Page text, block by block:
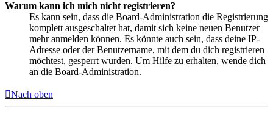
Warum kann ich mich nicht registrieren?
Es kann sein, dass die Board-Administration die Registrierung
komplett ausgeschaltet hat, damit sich keine neuen Benutzer
mehr anmelden können. Es könnte auch sein, dass deine IP-
Adresse oder der Benutzername, mit dem du dich registrieren
möchtest, gesperrt wurden. Um Hilfe zu erhalten, wende dich
an die Board-Administration.
Nach oben